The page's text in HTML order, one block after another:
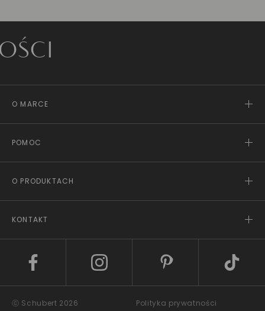
O MARCE
POMOC
O PRODUKTACH
KONTAKT
ⓒ Schubert 2026
Polityka prywatności